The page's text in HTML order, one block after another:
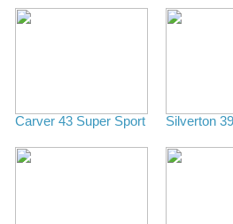
Carver 43 Super Sport Silverton